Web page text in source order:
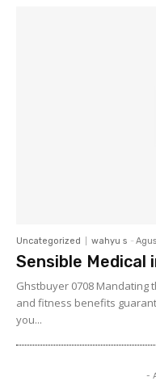
Uncategorized wahyu s -
Sensible
Ghstbuyer 0708
and fitness benefits
you...
-